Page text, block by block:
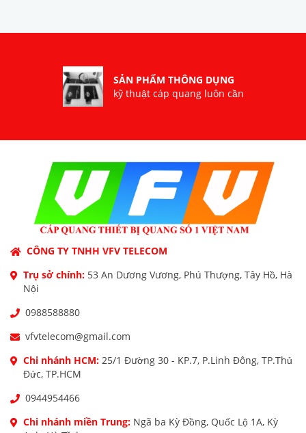
SẢN PHẨM THÔNG DỤNG
kỹ thuật cáp quang luôn cần
CÔNG TY TNHH VFV TELECOM
Trụ sở chính: 53 An Dương Vương, Phú Thượng, Tây Hồ, Hà
Nội
0988588880
vfvtelecom@gmail.com
Chi nhánh HCM: 25/1 Đường 30 - KP.7, P.Linh Đông, TP.Thủ
Đức, TP.HCM
0944954466
Chi nhánh miền Trung: Ngã ba Kỳ Đồng, Quốc Lộ 1A, Kỳ